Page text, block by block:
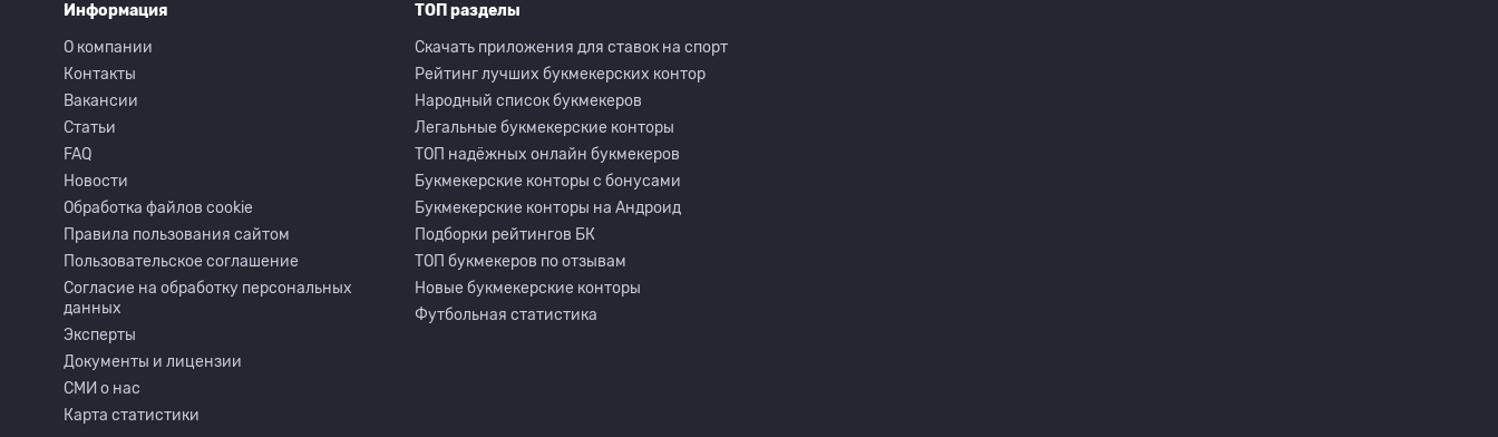
Информация
О компании
Контакты
Вакансии
Статьи
FAQ
Новости
Обработка файлов cookie
Правила пользования сайтом
Пользовательское соглашение
Согласие на обработку персональных
данных
Эксперты
Документы и лицензии
СМИ о нас
Карта статистики
ТОП разделы
Скачать приложения для ставок на спорт
Рейтинг лучших букмекерских контор
Народный список букмекеров
Легальные букмекерские конторы
ТОП надёжных онлайн букмекеров
Букмекерские конторы с бонусами
Букмекерские конторы на Андроид
Подборки рейтингов БК
ТОП букмекеров по отзывам
Новые букмекерские конторы
Футбольная статистика